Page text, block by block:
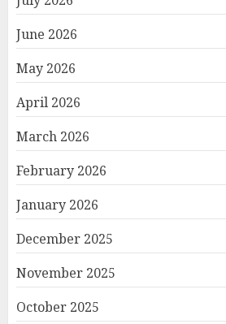
June 2026
May 2026
April 2026
March 2026
February 2026
January 2026
December 2025
November 2025
October 2025